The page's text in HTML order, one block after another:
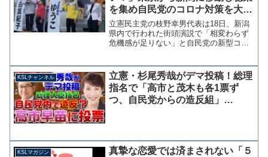
を集め自民党のコロナ対策を大声
で批判するギャグを披露
立憲民主党の枝野幸男代表は18日、新潟
県内で行われた街頭演説で「相変わらず
危機感が足りない」と自民党の新型コロ
の危機感のない人たちに任せていてはい
けない。ぜひ、私たちに...
KSLチャンネル
立憲・杉尾秀哉がデマ投稿！総理
指名で「高市と茂木も各1票ず
つ、自民党からの造反組」
KSLマガジン
真摯な恋愛では済まされない「５